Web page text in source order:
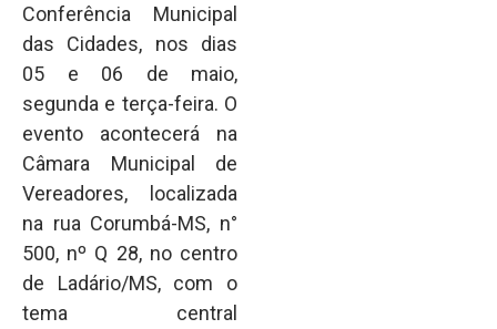
Conferência Municipal
das Cidades, nos dias
05 e 06 de maio,
segunda e terça-feira. O
evento acontecerá na
Câmara Municipal de
Vereadores, localizada
na rua Corumbá-MS, n°
500, nº Q 28, no centro
de Ladário/MS, com o
tema central